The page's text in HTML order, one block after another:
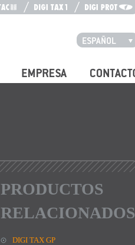
Empresa Contacto
PRODUCTOS
RELACIONADOS
DIGI TAX GP